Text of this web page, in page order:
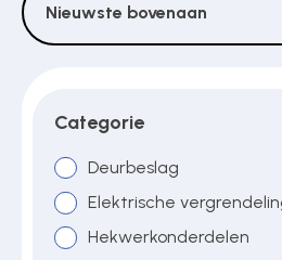
Nieuwste bovenaan
Categorie
Deurbeslag
Elektrische
Hekwerkonderdelen